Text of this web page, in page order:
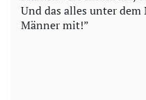
Und das alles unter
Männer mit!”